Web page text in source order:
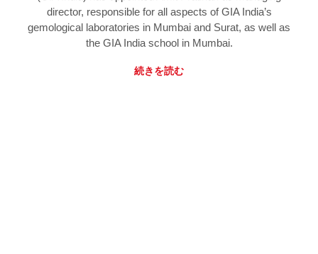
director, responsible for all aspects of GIA India’s
gemological laboratories in Mumbai and Surat, as well as
the GIA India school in Mumbai.
続きを読む